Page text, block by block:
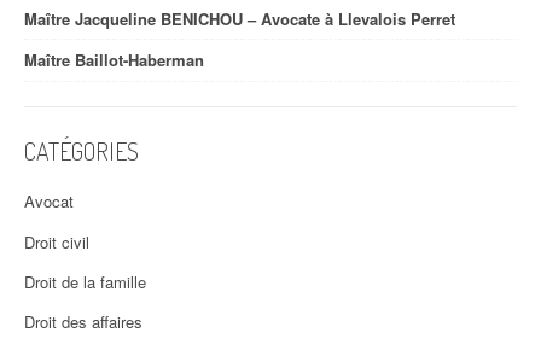
Maître Jacqueline BENICHOU – Avocate à Llevalois Perret
Maître Baillot-Haberman
CATÉGORIES
Avocat
Droit civil
Droit de la famille
Droit des affaires